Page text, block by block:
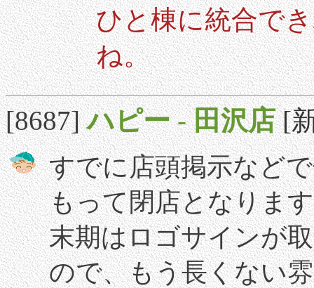
ひと棟に統合で
ね。
[8687]ハピー-田沢店 [
すでに店頭掲示など
もって閉店となります
末期はロゴサインが
ので、もう長くない